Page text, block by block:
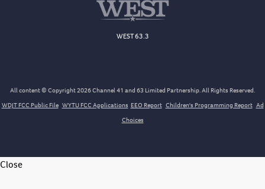
WEST 63.3
All content © Copyright 2026 Channel 41 and 63 Limited Partnership. All Rights Reserved.
WDJT FCC Public File WYTU FCC Applications EEO Report Children's Programming Report Ad
Choices
Close